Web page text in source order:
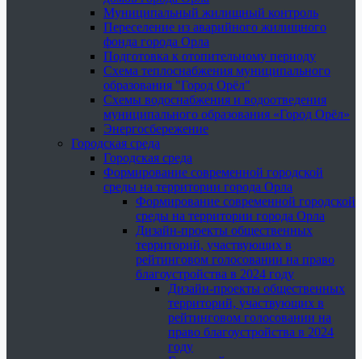
Муниципальный жилищный контроль
Переселение из аварийного жилищного
фонда города Орла
Подготовка к отопительному периоду
Схема теплоснабжения муниципального
образования "Город Орёл"
Схемы водоснабжения и водоотведения
муниципального образования «Город Орёл»
Энергосбережение
Городская среда
Городская среда
Формирование современной городской
среды на территории города Орла
Формирование современной городской
среды на территории города Орла
Дизайн-проекты общественных
территорий, участвующих в
рейтинговом голосовании на право
благоустройства в 2024 году
Дизайн-проекты общественных
территорий, участвующих в
рейтинговом голосовании на
право благоустройства в 2024
году